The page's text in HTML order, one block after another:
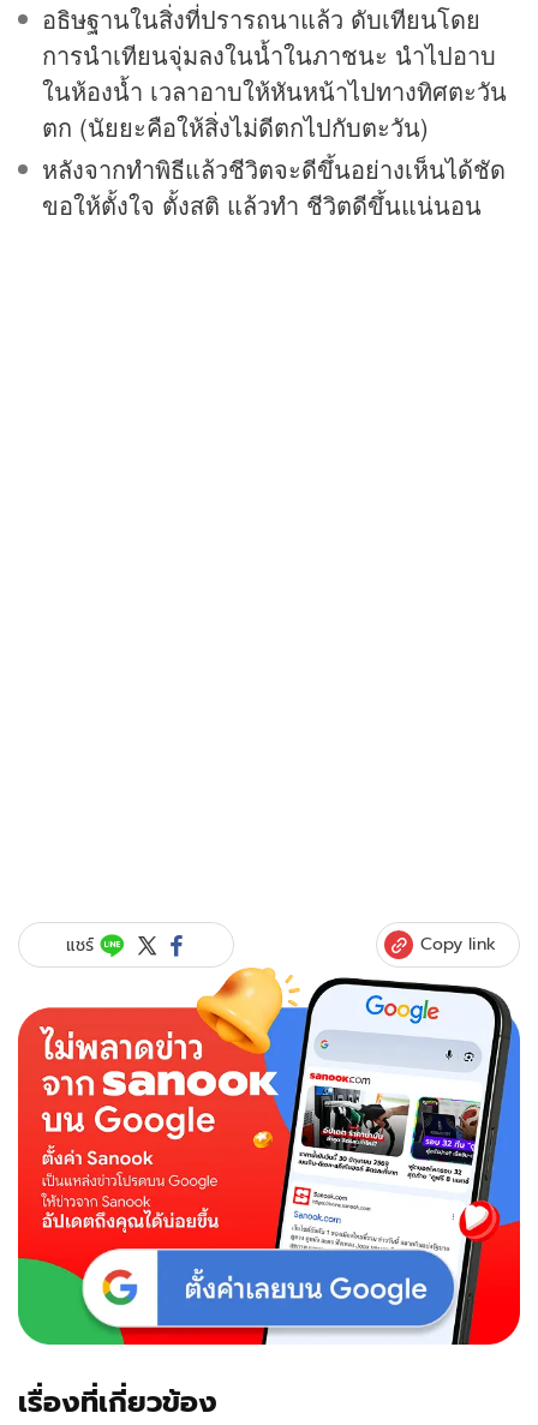
อธิษฐานในสิ่งที่ปรารถนาแล้ว ดับเทียนโดย
การนำเทียนจุ่มลงในน้ำในภาชนะ นำไปอาบ
ในห้องน้ำ เวลาอาบให้หันหน้าไปทางทิศตะวัน
ตก (นัยยะคือให้สิ่งไม่ดีตกไปกับตะวัน)
หลังจากทำพิธีแล้วชีวิตจะดีขึ้นอย่างเห็นได้ชัด
ขอให้ตั้งใจ ตั้งสติ แล้วทำ ชีวิตดีขึ้นแน่นอน
แชร์ Copy link
เรื่องที่เกี่ยวข้อง